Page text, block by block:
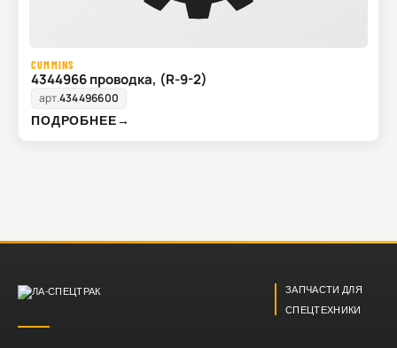
CUMMINS
4344966 проводка, (R-9-2)
арт.434496600
ПОДРОБНЕЕ→
ЗАПЧАСТИ ДЛЯ
СПЕЦТЕХНИКИ